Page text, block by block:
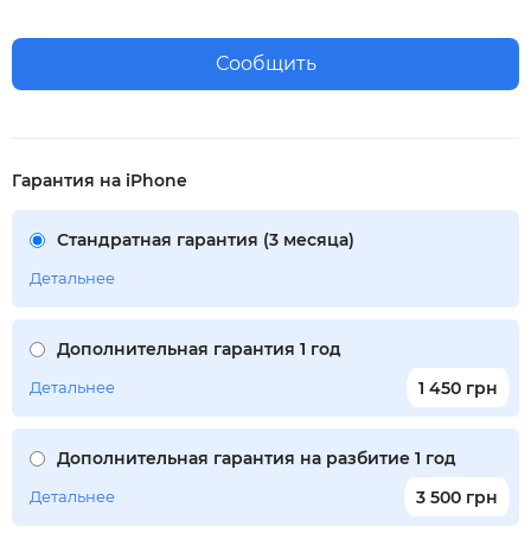
Сообщить
Гарантия на iPhone
Стандратная гарантия (3 месяца)
Детальнее
Дополнительная гарантия 1 год
1 450 грн
Детальнее
Дополнительная гарантия на разбитие 1 год
3 500 грн
Детальнее